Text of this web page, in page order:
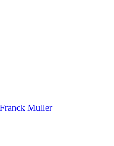
Muller